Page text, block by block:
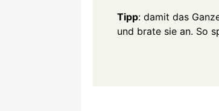
Tipp: damit das
und brate sie an. So